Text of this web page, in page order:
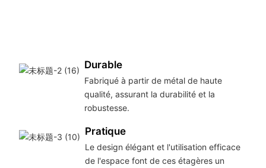
Durable
Fabriqué à partir de métal de haute
qualité, assurant la durabilité et la
robustesse.
Pratique
Le design élégant et l'utilisation efficace
de l'espace font de ces étagères un